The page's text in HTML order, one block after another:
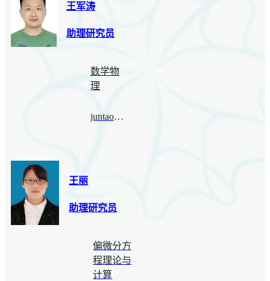
王军涛
助理研究员
数学物
理
juntao.wang@bimsa.cn
王丽
助理研究员
偏微分方
程理论与
计算